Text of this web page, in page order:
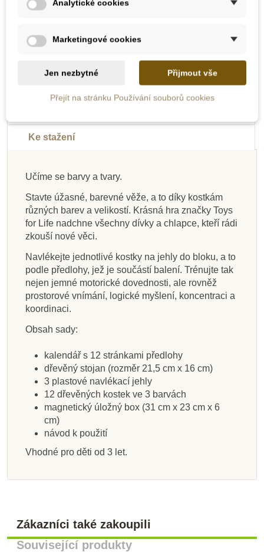
Přidat do košíku
Výprodej
Skladem
PlanToys Logické
puzzle - válečky
198 Kč395 Kč
Přidat do košíku
Doporučené
PlanToys Balanční
loď
504 Kč560 Kč
Přidat do košíku
Do školy
Na dotaz
Small Foot Balanční
žába
232 Kč258 Kč
Zobrazit detail
Goki Dřevěná
skládací věž
410 Kč
Přidat do košíku
Do školy
Skladem
PlanToys Třídění
tvarů - pokročilé tvary
536 Kč595 Kč
Přidat do košíku
Doporučené
PlanToys Navlékací
ovce
554 Kč615 Kč
Přidat do košíku
Na dotaz
PlanToys Helikoptéra
379 Kč
Zobrazit detail
Doporučené
Goki Dovednostní
hra – Balanční věž
125 Kč139 Kč
Přidat do košíku
Ke stažení
Učíme se barvy a tvary.
Stavte úžasné, barevné věže, a to díky kostkám
různých barev a velikostí. Krásná hra značky Toys
for Life nadchne všechny dívky a chlapce, kteří rádi
zkouší nové věci.
Navlékejte jednotlivé kostky na jehly do bloku, a to
podle předlohy, jež je součástí balení. Trénujte tak
nejen jemné motorické dovednosti, ale rovněž
prostorové vnímání, logické myšlení, koncentraci a
koordinaci.
Obsah sady:
kalendář s 12 stránkami předlohy
dřevěný stojan (rozměr 21,5 cm x 16 cm)
3 plastové navlékací jehly
12 dřevěných kostek ve 3 barvách
magnetický úložný box (31 cm x 23 cm x 6
cm)
návod k použití
Vhodné pro děti od 3 let.
Zákazníci také zakoupili
Související produkty
Analytické cookies
Marketingové cookies
Jen nezbytné Přijmout vše
Přejít na stránku Používání souborů cookies